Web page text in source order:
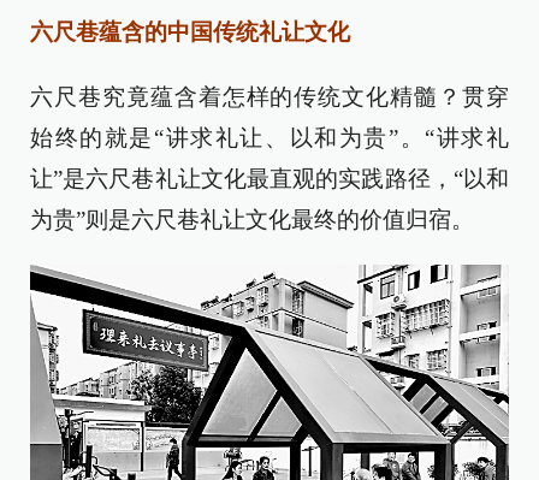
六尺巷蕴含的中国传统礼让文化
六尺巷究竟蕴含着怎样的传统文化精髓？贯穿
始终的就是“讲求礼让、以和为贵”。“讲求礼
让”是六尺巷礼让文化最直观的实践路径，“以和
为贵”则是六尺巷礼让文化最终的价值归宿。